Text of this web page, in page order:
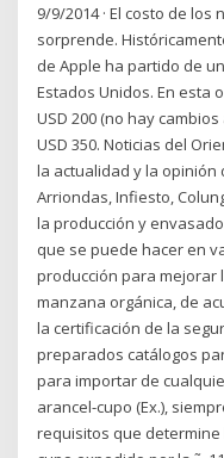
9/9/2014 · El costo de
sorprende.
de Apple ha partido de
Estados Unidos. En esta
USD 200 (no hay
USD 350. Noticias del
la actualidad y la opinión
Arriondas, Infiesto,
la producción y
que se puede hacer en
producción para mejorar
manzana orgánica, de
la certificación de la
preparados catálogos
para importar de
arancel-cupo (Ex.),
requisitos que determine